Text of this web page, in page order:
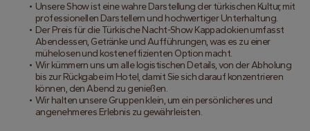
Unsere Show ist eine wahre Darstellung der türkischen Kultur, mit
professionellen Darstellern und hochwertiger Unterhaltung.
Der Preis für die Türkische Nacht-Show Kappadokien umfasst
Abendessen, Getränke und Aufführungen, was es zu einer
mühelosen und kosteneffizienten Option macht.
Wir kümmern uns um alle logistischen Details, von der Abholung
bis zur Rückgabe im Hotel, damit Sie sich darauf konzentrieren
können, den Abend zu genießen.
Wir halten unsere Gruppen klein, um ein persönlicheres und
angenehmeres Erlebnis zu gewährleisten.